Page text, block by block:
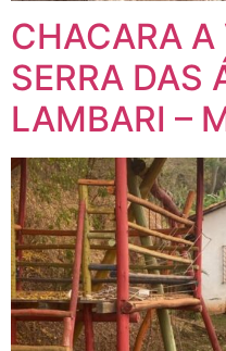
CHACARA A
SERRA DAS
LAMBARI –